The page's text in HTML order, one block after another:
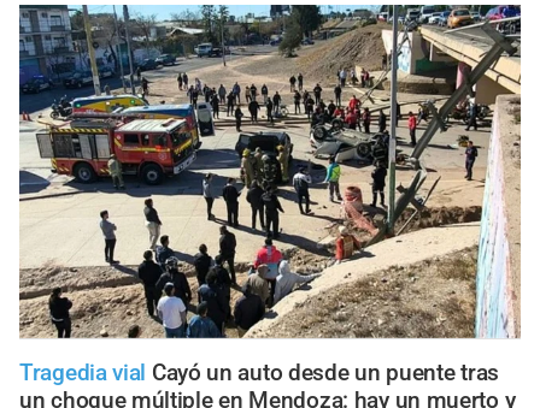
Tragedia vial Cayó un auto desde un puente tras
un choque múltiple en Mendoza: hay un muerto y